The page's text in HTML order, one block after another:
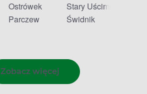
Ostrówek
Parczew
Stary Uścimów
Świdnik
Zobacz więcej